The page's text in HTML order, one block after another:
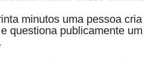
minutos uma pessoa
questiona publicamente